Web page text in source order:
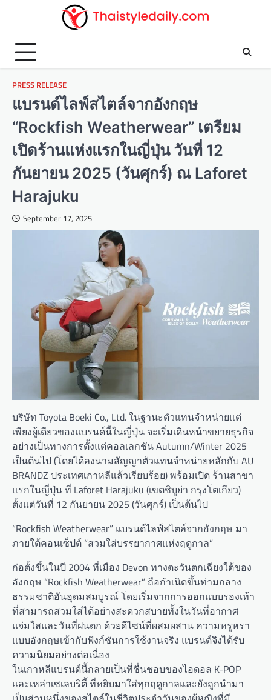
PRESS RELEASE
แบรนด์ไลฟ์สไตล์จากอังกฤษ
“Rockfish Weatherwear” เตรียม
เปิดร้านแห่งแรกในญี่ปุ่น วันที่ 12
กันยายน 2025 (วันศุกร์) ณ Laforet
Harajuku
September 17, 2025
บริษัท Toyota Boeki Co., Ltd. ในฐานะตัวแทนจำหน่ายแต่
เพียงผู้เดียวของแบรนด์นี้ในญี่ปุ่น จะเริ่มเดินหน้าขยายธุรกิจ
อย่างเป็นทางการตั้งแต่คอลเลกชัน Autumn/Winter 2025
เป็นต้นไป (โดยได้ลงนามสัญญาตัวแทนจำหน่ายหลักกับ AU
BRANDZ ประเทศเกาหลีแล้วเรียบร้อย) พร้อมเปิด ร้านสาขา
แรกในญี่ปุ่น ที่ Laforet Harajuku (เขตชิบูย่า กรุงโตเกียว)
ตั้งแต่วันที่ 12 กันยายน 2025 (วันศุกร์) เป็นต้นไป
“Rockfish Weatherwear” แบรนด์ไลฟ์สไตล์จากอังกฤษ มา
ภายใต้คอนเซ็ปต์ “สวมใส่บรรยากาศแห่งฤดูกาล”
ก่อตั้งขึ้นในปี 2004 ที่เมือง Devon ทางตะวันตกเฉียงใต้ของ
อังกฤษ “Rockfish Weatherwear” ถือกำเนิดขึ้นท่ามกลาง
ธรรมชาติอันอุดมสมบูรณ์ โดยเริ่มจากการออกแบบรองเท้า
ที่สามารถสวมใส่ได้อย่างสะดวกสบายทั้งในวันที่อากาศ
แจ่มใสและวันที่ฝนตก ด้วยดีไซน์ที่ผสมผสาน ความหรูหรา
แบบอังกฤษเข้ากับฟังก์ชันการใช้งานจริง แบรนด์จึงได้รับ
ความนิยมอย่างต่อเนื่อง
ในเกาหลีแบรนด์นี้กลายเป็นที่ชื่นชอบของไอดอล K-POP
และเหล่าเซเลบริตี้ ที่หยิบมาใส่ทุกฤดูกาลและยังถูกนำมา